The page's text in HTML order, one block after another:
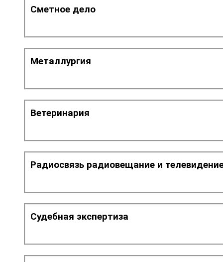
Сметное дело
Металлургия
Ветеринария
Радиосвязь радиовещание и
Судебная экспертиза